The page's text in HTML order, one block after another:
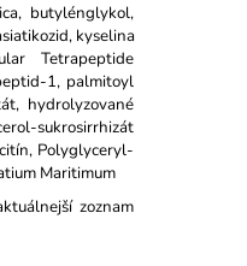
butylénglykol,
kyselina
Tetrapeptide
1, palmitoyl
hydrolyzované
sukrosirrhizát
Polyglyceryl-
Maritimum
zoznam